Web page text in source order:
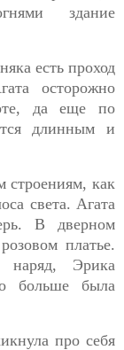
здание
есть проход
осторожно
да еще по
длинным и
строениям, как
света. Агата
В дверном
платье.
наряд, Эрика
больше была
про себя